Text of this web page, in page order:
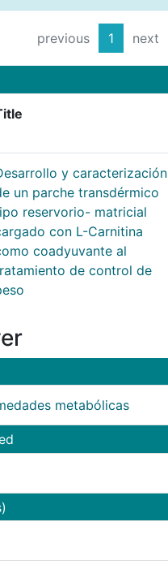
previous 1 next
y caracterización
un parche transdérmico
reservorio- matricial
con L-Carnitina
coadyuvante al
de control de
metabólicas